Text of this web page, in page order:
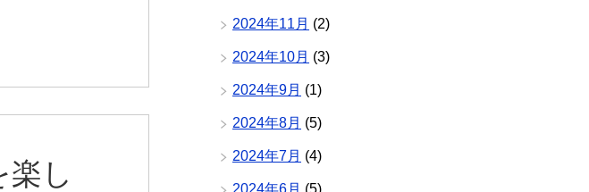
し
2024年11月 (2)
2024年10月 (3)
2024年9月 (1)
2024年8月 (5)
2024年7月 (4)